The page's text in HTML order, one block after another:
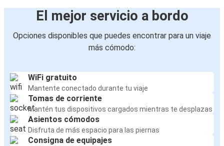
El mejor servicio a bordo
Opciones disponibles que puedes encontrar para un viaje
más cómodo:
WiFi gratuito
Mantente conectado durante tu viaje
Tomas de corriente
Mantén tus dispositivos cargados mientras te desplazas
Asientos cómodos
Disfruta de más espacio para las piernas
Consigna de equipajes